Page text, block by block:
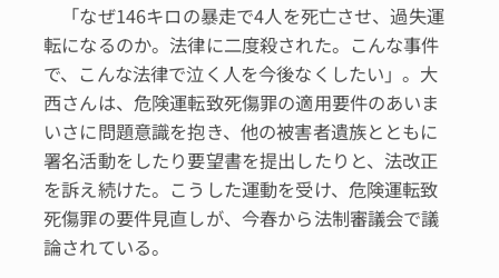
「なぜ146キロの暴走で4人を死亡させ、過失運
転になるのか。法律に二度殺された。こんな事件
で、こんな法律で泣く人を今後なくしたい」。大
西さんは、危険運転致死傷罪の適用要件のあいま
いさに問題意識を抱き、他の被害者遺族とともに
署名活動をしたり要望書を提出したりと、法改正
を訴え続けた。こうした運動を受け、危険運転致
死傷罪の要件見直しが、今春から法制審議会で議
論されている。